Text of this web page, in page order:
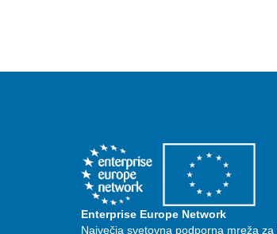
Enterprise Europe Network
Največja svetovna podporna mreža